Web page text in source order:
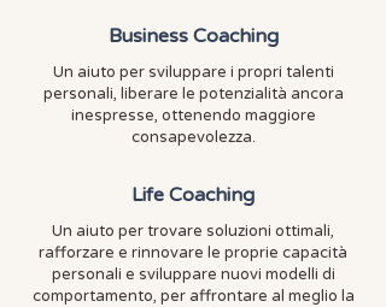
Business Coaching
Un aiuto per sviluppare i propri talenti
personali, liberare le potenzialità ancora
inespresse, ottenendo maggiore
consapevolezza.
Life Coaching
Un aiuto per trovare soluzioni ottimali,
rafforzare e rinnovare le proprie capacità
personali e sviluppare nuovi modelli di
comportamento, per affrontare al meglio la